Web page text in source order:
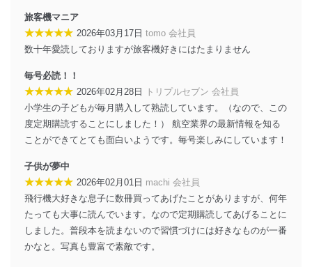
得・利用・提供を行います。また、当社が保有している
個人情報は、同意を得ずに目的外利用、第三者への提
供・開示は行いません。当社においてはこれらの取り組
みを確実にするため、従業者等の教育を徹底してまいり
措置を講じます。
法令遵守
当社は、個人情報に関連する法令、国が定める指針及び
その他の規範を遵守します。また、当社の管理の仕組み
す。
個人情報の安全管理措置
当社は、個人情報の正確性及び安全性を確保するため
に、下記セキュリティ対策をはじめとする安全対策を実
施し、個人情報の漏えい、滅失またはき損の防止及び是
旅客機マニア
★★★★★ 2026年03月17日 tomo 会社員
数十年愛読しておりますが旅客機好きにはたまりません
毎号必読！！
★★★★★ 2026年02月28日
トリプルセブン 会社員
小学生の子どもが毎月購入して熟読しています。（なので、この
度定期購読することにしました！） 航空業界の最新情報を知る
ことができてとても面白いようです。毎号楽しみにしています！
子供が夢中
★★★★★ 2026年02月01日 machi 会社員
飛行機大好きな息子に数冊買ってあげたことがありますが、何年
たっても大事に読んでいます。なので定期購読してあげることに
しました。普段本を読まないので習慣づけには好きなものが一番
かなと。写真も豊富で素敵です。